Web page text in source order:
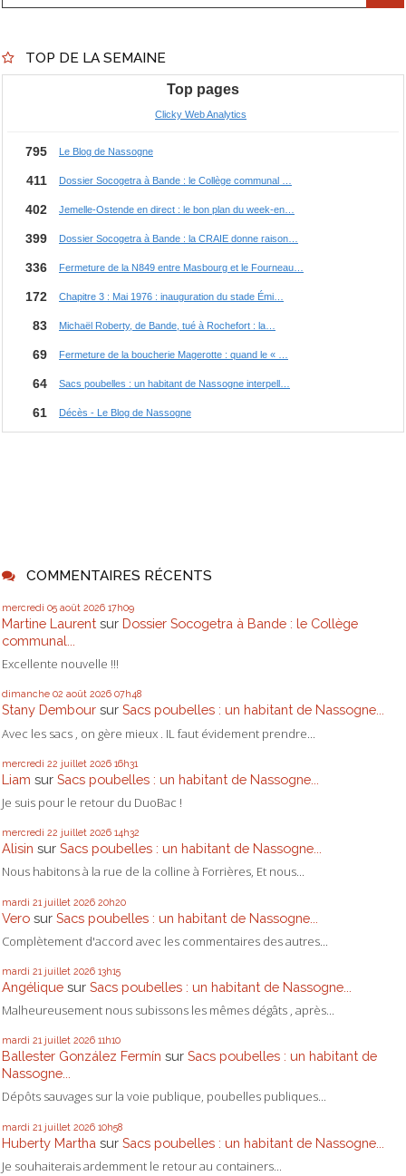
TOP DE LA SEMAINE
COMMENTAIRES RÉCENTS
mercredi 05 août 2026 17h09
Martine Laurent sur Dossier Socogetra à Bande : le Collège
communal...
Excellente nouvelle !!!
dimanche 02 août 2026 07h48
Stany Dembour sur Sacs poubelles : un habitant de Nassogne...
Avec les sacs , on gère mieux . IL faut évidement prendre...
mercredi 22 juillet 2026 16h31
Liam sur Sacs poubelles : un habitant de Nassogne...
Je suis pour le retour du DuoBac !
mercredi 22 juillet 2026 14h32
Alisin sur Sacs poubelles : un habitant de Nassogne...
Nous habitons à la rue de la colline à Forrières, Et nous...
mardi 21 juillet 2026 20h20
Vero sur Sacs poubelles : un habitant de Nassogne...
Complètement d'accord avec les commentaires des autres...
mardi 21 juillet 2026 13h15
Angélique sur Sacs poubelles : un habitant de Nassogne...
Malheureusement nous subissons les mêmes dégâts , après...
mardi 21 juillet 2026 11h10
Ballester González Fermín sur Sacs poubelles : un habitant de
Nassogne...
Dépôts sauvages sur la voie publique, poubelles publiques...
mardi 21 juillet 2026 10h58
Huberty Martha sur Sacs poubelles : un habitant de Nassogne...
Je souhaiterais ardemment le retour au containers...